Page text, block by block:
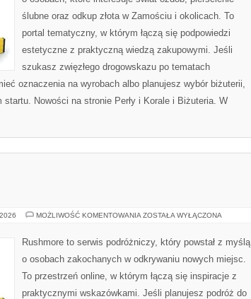
ślubne oraz odkup złota w Zamościu i okolicach. To
portal tematyczny, w którym łączą się podpowiedzi
estetyczne z praktyczną wiedzą zakupowymi. Jeśli
szukasz zwięzłego drogowskazu po tematach
oznaczenia na wyrobach albo planujesz wybór biżuterii,
Nowości na stronie Perły i Korale i Biżuteria. W
MOŻLIWOŚĆ KOMENTOWANIA NORWEGIA
ZOSTAŁA WYŁĄCZONA
Rushmore to serwis podróżniczy, który powstał z myślą
o osobach zakochanych w odkrywaniu nowych miejsc.
To przestrzeń online, w którym łączą się inspiracje z
praktycznymi wskazówkami. Jeśli planujesz podróż do